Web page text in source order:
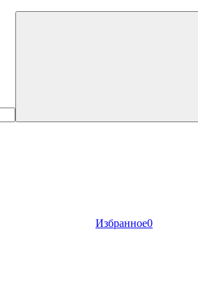
Избранное0